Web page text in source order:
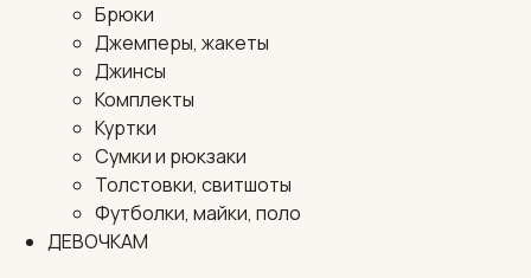
Брюки
Джемперы, жакеты
Джинсы
Комплекты
Куртки
Сумки и рюкзаки
Толстовки, свитшоты
Футболки, майки, поло
ДЕВОЧКАМ